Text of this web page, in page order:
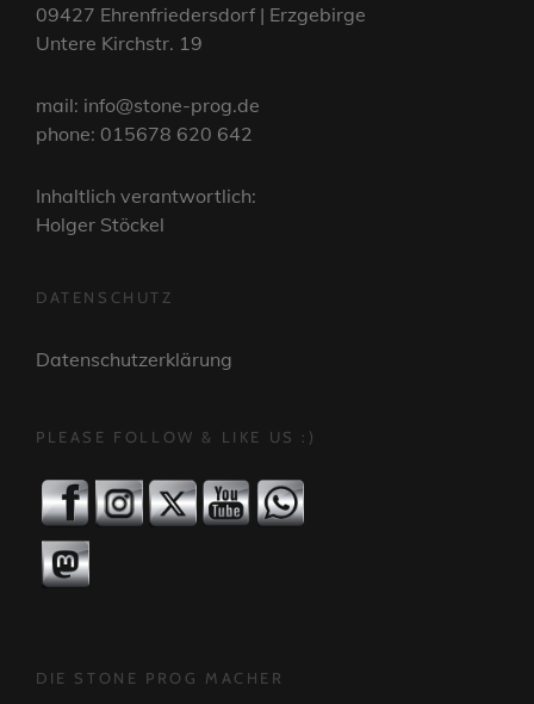
09427 Ehrenfriedersdorf | Erzgebirge
Untere Kirchstr. 19
mail: info@stone-prog.de
phone: 015678 620 642
Inhaltlich verantwortlich:
Holger Stöckel
DATENSCHUTZ
Datenschutzerklärung
PLEASE FOLLOW & LIKE US :)
DIE STONE PROG MACHER